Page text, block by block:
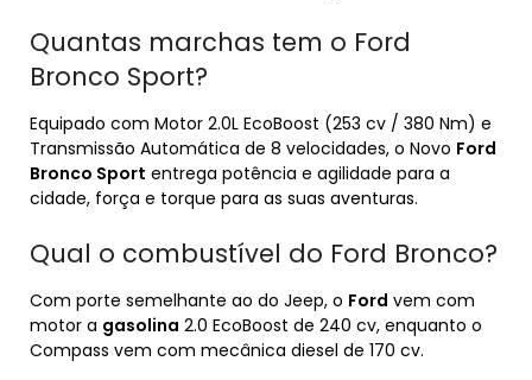
Quantas marchas tem o Ford
Bronco Sport?
Equipado com Motor 2.0L EcoBoost (253 cv / 380 Nm) e
Transmissão Automática de 8 velocidades, o Novo Ford
Bronco Sport entrega potência e agilidade para a
cidade, força e torque para as suas aventuras.
Qual o combustível do Ford Bronco?
Com porte semelhante ao do Jeep, o Ford vem com
motor a gasolina 2.0 EcoBoost de 240 cv, enquanto o
Compass vem com mecânica diesel de 170 cv.